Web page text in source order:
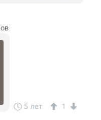
5 лет 1